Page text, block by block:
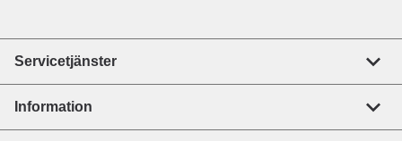
Servicetjänster
Information